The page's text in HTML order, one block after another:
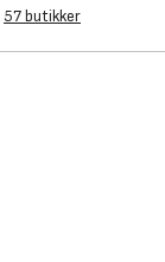
57 butikker